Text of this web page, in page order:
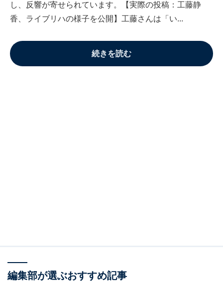
し、反響が寄せられています。【実際の投稿：工藤静
香、ライブリハの様子を公開】工藤さんは「い...
続きを読む
編集部が選ぶおすすめ記事